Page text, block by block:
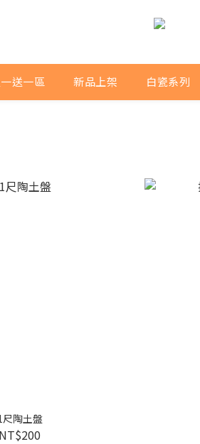
送一區 新品上架 白瓷系列
尺陶土盤